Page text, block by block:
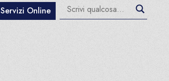
Servizi Online